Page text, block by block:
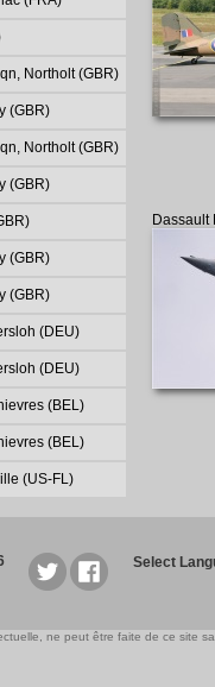
Northolt (GBR)
(GBR)
Northolt (GBR)
(GBR)
(GBR)
(GBR)
(DEU)
(DEU)
(BEL)
(BEL)
(US-FL)
Dassault
Select
ne peut être faite de ce site